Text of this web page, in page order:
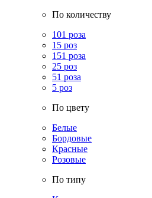
По количеству
101 роза
15 роз
151 роза
25 роз
51 роза
5 роз
По цвету
Белые
Бордовые
Красные
Розовые
По типу